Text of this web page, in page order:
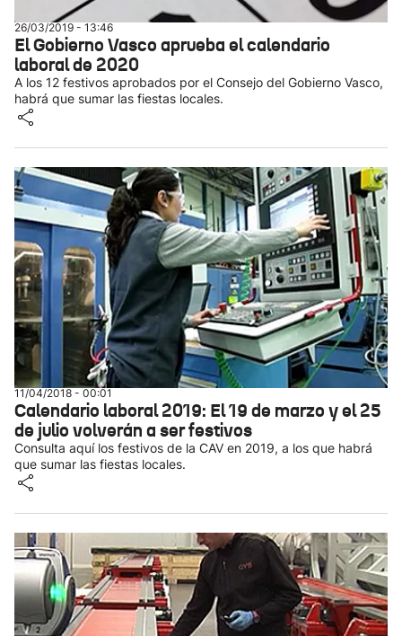
26/03/2019 - 13:46
El Gobierno Vasco aprueba el calendario
laboral de 2020
A los 12 festivos aprobados por el Consejo del Gobierno Vasco,
habrá que sumar las fiestas locales.
11/04/2018 - 00:01
Calendario laboral 2019: El 19 de marzo y el 25
de julio volverán a ser festivos
Consulta aquí los festivos de la CAV en 2019, a los que habrá
que sumar las fiestas locales.